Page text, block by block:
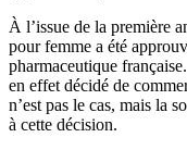
À l’issue de la première
pour femme a été
pharmaceutique
en effet décidé de
n’est pas le cas, mais la
à cette décision.